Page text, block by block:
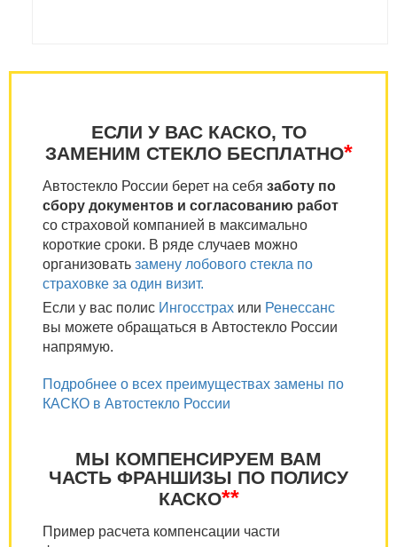
ЕСЛИ У ВАС КАСКО, ТО
ЗАМЕНИМ СТЕКЛО БЕСПЛАТНО*
Автостекло России берет на себя заботу по
сбору документов и согласованию работ
со страховой компанией в максимально
короткие сроки. В ряде случаев можно
организовать замену лобового стекла по
страховке за один визит.
Если у вас полис Ингосстрах или Ренессанс
вы можете обращаться в Автостекло России
напрямую.
Подробнее о всех преимуществах замены по
КАСКО в Автостекло России
МЫ КОМПЕНСИРУЕМ ВАМ
ЧАСТЬ ФРАНШИЗЫ ПО ПОЛИСУ
КАСКО**
Пример расчета компенсации части